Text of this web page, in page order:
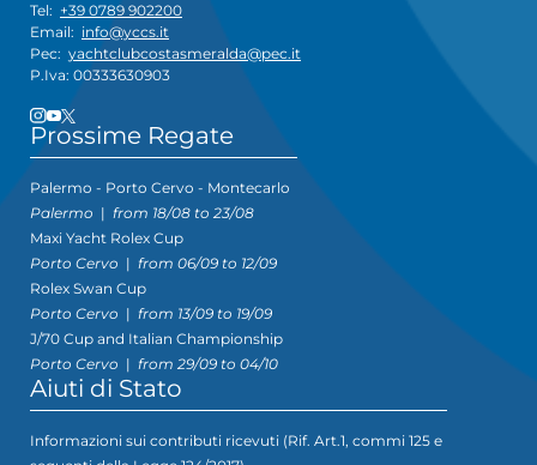
Tel: +39 0789 902200
Email: info@yccs.it
Pec: yachtclubcostasmeralda@pec.it
P.Iva: 00333630903
Prossime Regate
Palermo - Porto Cervo - Montecarlo
Palermo | from 18/08 to 23/08
Maxi Yacht Rolex Cup
Porto Cervo | from 06/09 to 12/09
Rolex Swan Cup
Porto Cervo | from 13/09 to 19/09
J/70 Cup and Italian Championship
Porto Cervo | from 29/09 to 04/10
Aiuti di Stato
Informazioni sui contributi ricevuti (Rif. Art.1, commi 125 e